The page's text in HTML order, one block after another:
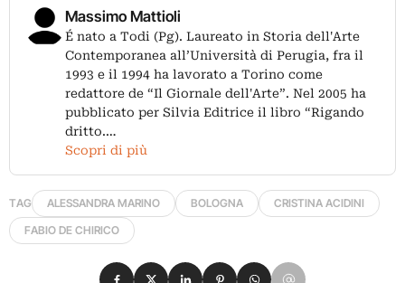
Massimo Mattioli
É nato a Todi (Pg). Laureato in Storia dell'Arte
Contemporanea all’Università di Perugia, fra il
1993 e il 1994 ha lavorato a Torino come
redattore de “Il Giornale dell'Arte”. Nel 2005 ha
pubblicato per Silvia Editrice il libro “Rigando
dritto.…
Scopri di più
TAG ALESSANDRA MARINO BOLOGNA
CRISTINA ACIDINI
FABIO DE CHIRICO
Condividi su Facebook
Condividi su X
Condividi su LinkedIn
Condividi su Pinterest
Condividi su WhatsApp
Condividi su Email